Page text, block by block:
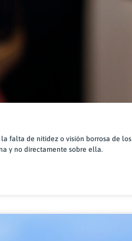
la falta de nitidez o visión borrosa de los
y no directamente sobre ella.